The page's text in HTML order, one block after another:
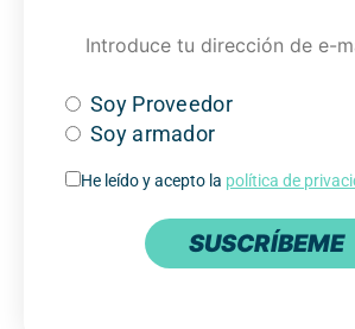
Soy Proveedor
Soy armador
He leído y acepto la política de
SUSCRÍBEME